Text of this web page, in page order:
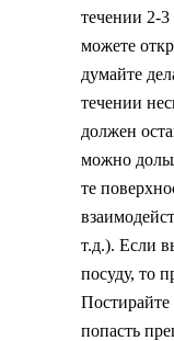
течении 2-3
можете
думайте
течении
должен
можно
те
т.д.). Если
посуду, то
попасть